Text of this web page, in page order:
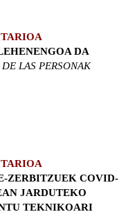
DA
LAS PERSONAK
ZERBITZUEK COVID-
JARDUTEKO
TEKNIKOARI